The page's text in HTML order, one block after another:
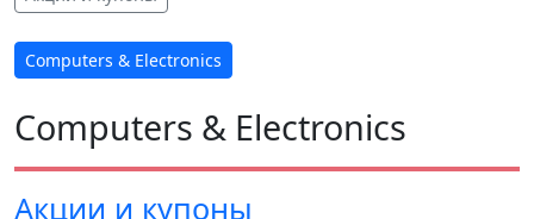
Computers & Electronics
Computers & Electronics
Акции и купоны